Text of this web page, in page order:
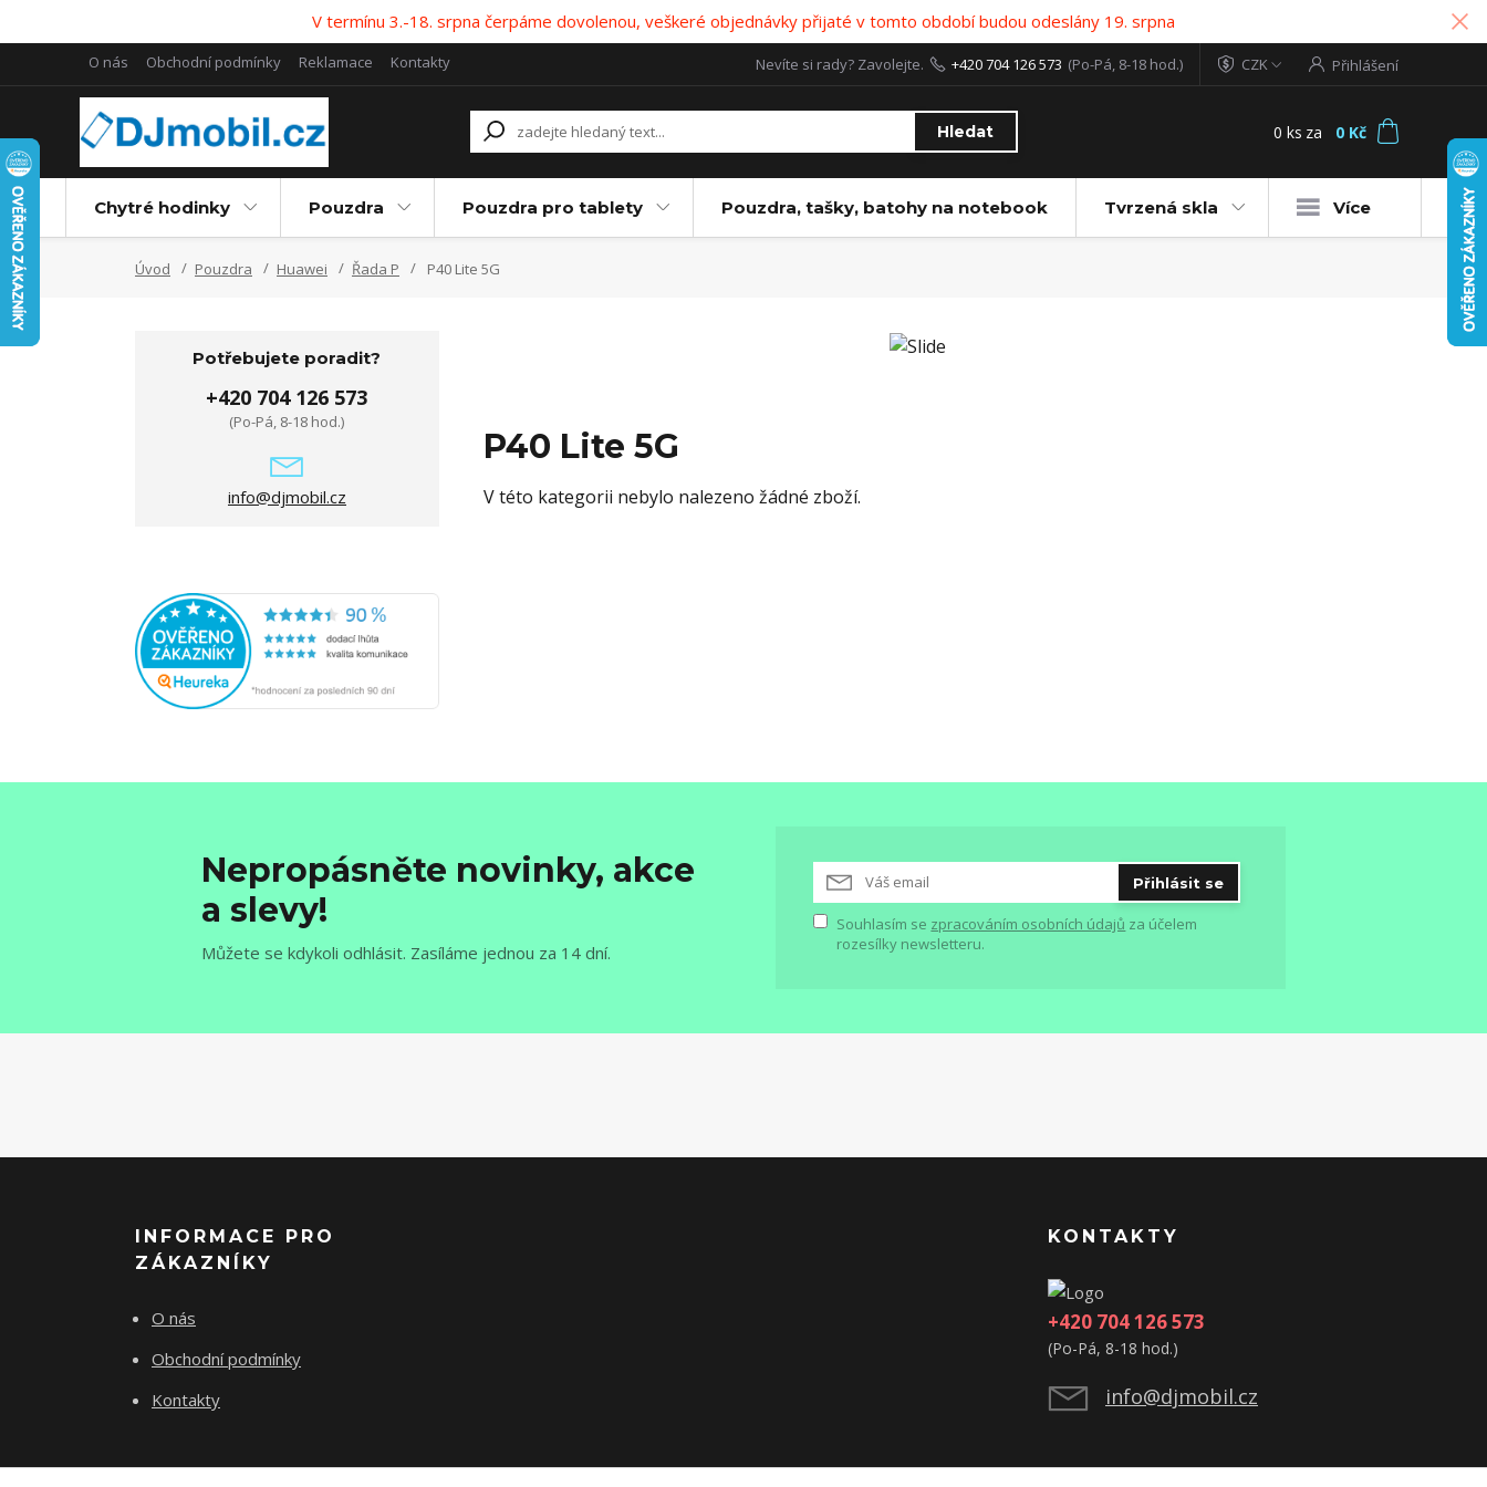
V termínu 3.-18. srpna čerpáme dovolenou, veškeré objednávky přijaté v tomto období budou odeslány 19. srpna
O nás Obchodní podmínky Reklamace Kontakty CZK Přihlášení
Hledat
Nevíte si rady? Zavolejte. +420 704 126 573 (Po-Pá, 8-18 hod.)
0 ks za 0 Kč
Chytré hodinky Pouzdra Pouzdra pro tablety Pouzdra, tašky, batohy na notebook Tvrzená skla Více
Úvod Pouzdra Huawei Řada P P40 Lite 5G
P40 Lite 5G
V této kategorii nebylo nalezeno žádné zboží.
Potřebujete poradit?
+420 704 126 573
(Po-Pá, 8-18 hod.)
info@djmobil.cz
Nepropásněte novinky, akce
a slevy!
Můžete se kdykoli odhlásit. Zasíláme jednou za 14 dní.
Přihlásit se
Souhlasím se zpracováním osobních údajů za účelem
rozesílky newsletteru.
INFORMACE PRO
ZÁKAZNÍKY
O nás
Obchodní podmínky
Kontakty
KONTAKTY
+420 704 126 573
(Po-Pá, 8-18 hod.)
info@djmobil.cz